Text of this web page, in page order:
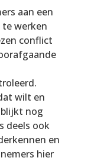
aan een
werken
conflict
wilt en
nog
deels ook
en
hier